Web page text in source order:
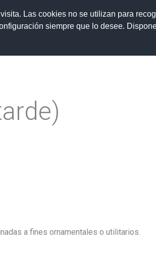
Las cookies no se utilizan para
siempre que lo desee.
Admisión 2026/27 Erasmus+
a fines ornamentales o utilitarios.